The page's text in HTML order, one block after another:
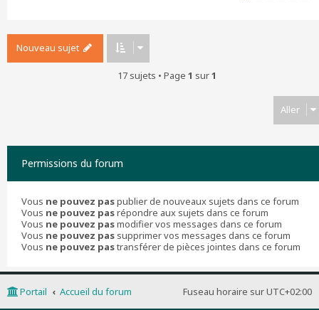
Nouveau sujet
17 sujets • Page 1 sur1
Aller
Permissions du forum
Vous ne pouvez paspublier de nouveaux sujets dans ce forum
Vous ne pouvez pasrépondre aux sujets dans ce forum
Vous ne pouvez pasmodifier vos messages dans ce forum
Vous ne pouvez pas supprimer vos messages dans ce forum
Vous ne pouvez pastransférer de pièces jointes dans ce forum
Fuseau horaire surUTC+02:00
Portail Accueil du forum